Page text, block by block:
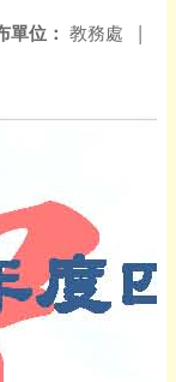
單位： 教務處 |